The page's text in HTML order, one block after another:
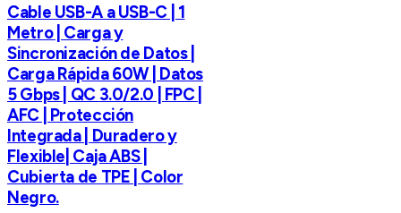
Cable USB-A a USB-C | 1
Metro | Carga y
Sincronización de Datos |
Carga Rápida 60W | Datos
5 Gbps | QC 3.0/2.0 | FPC |
AFC | Protección
Integrada | Duradero y
Flexible| Caja ABS |
Cubierta de TPE | Color
Negro.